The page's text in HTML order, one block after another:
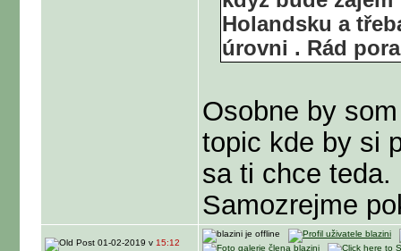
Holandsku a
úrovni . Rád
Osobne by
topic kde by si
sa ti chce teda.
Samozrejme
01-02-2019 v 15:12